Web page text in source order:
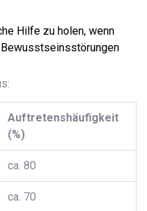
Hilfe zu holen, wenn
Auftretenshäufigkeit
(%)
ca. 80
ca. 70